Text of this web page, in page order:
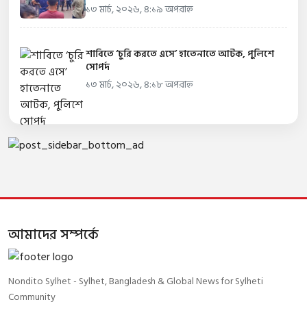
১৩ মার্চ, ২০২৬, ৪:১৯ অপরাহ্ন
শাবিতে ‘চুরি করতে এসে’ হাতেনাতে আটক, পুলিশে
সোপর্দ
১৩ মার্চ, ২০২৬, ৪:১৮ অপরাহ্ন
আমাদের সম্পর্কে
Nondito Sylhet - Sylhet, Bangladesh & Global News for Sylheti
Community